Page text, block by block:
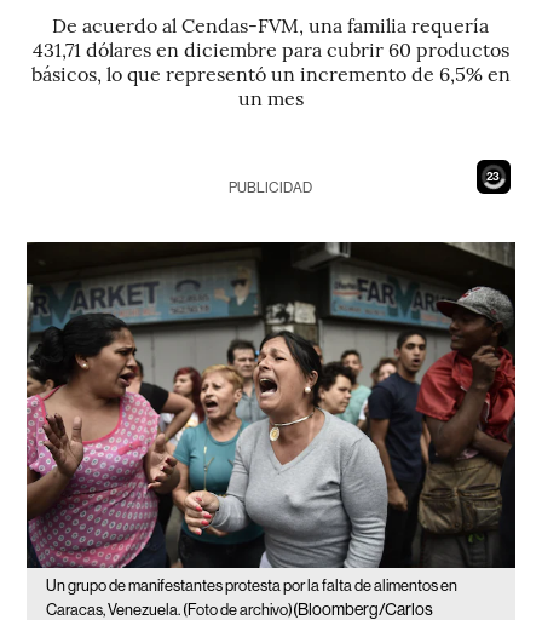
De acuerdo al Cendas-FVM, una familia requería
431,71 dólares en diciembre para cubrir 60 productos
básicos, lo que representó un incremento de 6,5% en
un mes
22
PUBLICIDAD
Un grupo de manifestantes protesta por la falta de alimentos en
Caracas, Venezuela. (Foto de archivo)(Bloomberg/Carlos